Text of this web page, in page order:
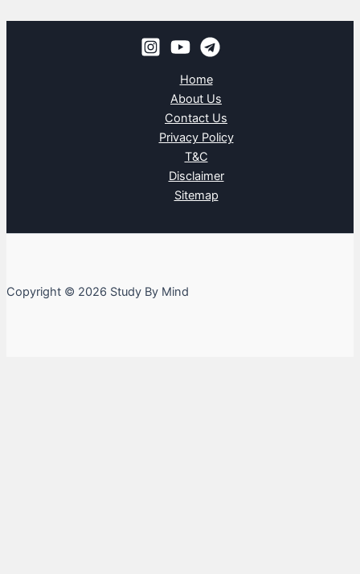
Home
About Us
Contact Us
Privacy Policy
T&C
Disclaimer
Sitemap
Copyright © 2026 Study By Mind